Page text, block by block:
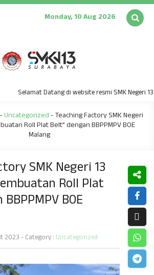
Monday, 10 Aug 2026
Selamat Datang di website resmi SMK Negeri 13
-Uncategorized-Teaching Factory SMK Negeri
Roll Plat Belt” dengan BBPPMPV BOE
Malang
SMK Negeri 13
Roll Plat
BOE
2023 - Category : Uncategorized